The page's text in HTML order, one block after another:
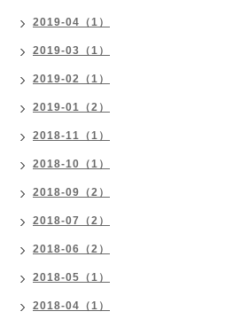
2019-04（1）
2019-03（1）
2019-02（1）
2019-01（2）
2018-11（1）
2018-10（1）
2018-09（2）
2018-07（2）
2018-06（2）
2018-05（1）
2018-04（1）